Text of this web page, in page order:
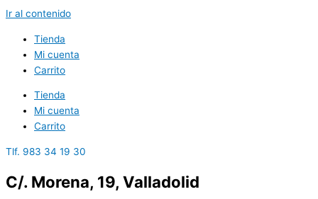
Ir al contenido
Tienda
Mi cuenta
Carrito
Tienda
Mi cuenta
Carrito
Tlf. 983 34 19 30
C/. Morena, 19, Valladolid